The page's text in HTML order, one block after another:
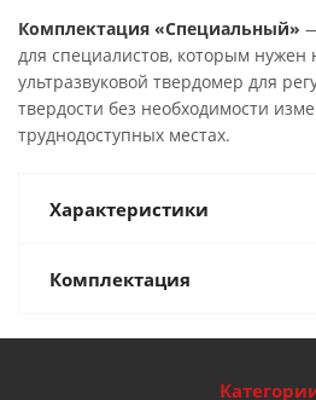
Комплектация «Специальный»
для специалистов, которым
ультразвуковой твердомер для
твердости без необходимости
труднодоступных местах.
Характеристики
Комплектация